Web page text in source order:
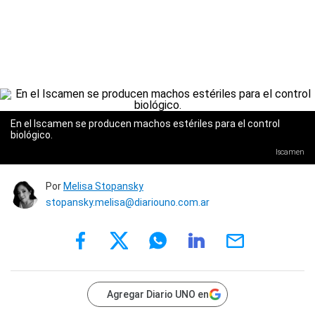
En el Iscamen se producen machos estériles para el control
biológico.
Iscamen
Por Melisa Stopansky
stopansky.melisa@diariouno.com.ar
Agregar Diario UNO en